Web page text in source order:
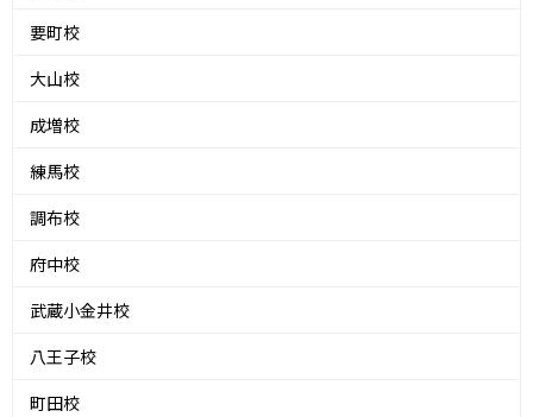
要町校
大山校
成増校
練馬校
調布校
府中校
武蔵小金井校
八王子校
町田校